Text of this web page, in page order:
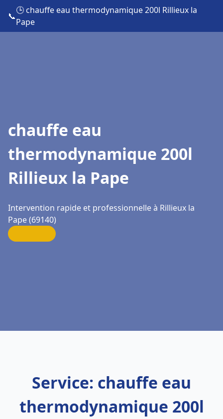
📞
🕒 chauffe eau thermodynamique 200l Rillieux la
Pape
chauffe eau
thermodynamique 200l
Rillieux la Pape
Intervention rapide et professionnelle à Rillieux la
Pape (69140)
Service: chauffe eau
thermodynamique 200l